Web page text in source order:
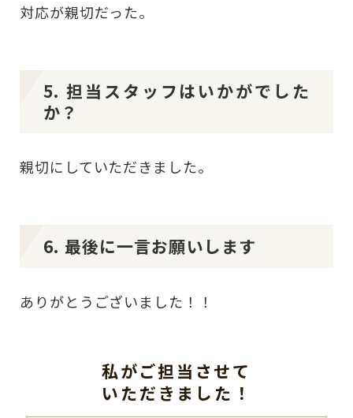
対応が親切だった。
5. 担当スタッフはいかがでした
か？
親切にしていただきました。
6. 最後に一言お願いします
ありがとうございました！！
私がご担当させて
いただきました！